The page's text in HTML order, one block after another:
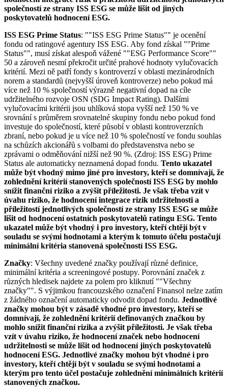
společností ze strany ISS ESG se může lišit od jiných
poskytovatelů hodnocení ESG.
ISS ESG Prime Status: ""ISS ESG Prime Status"" je ocenění
fondu od ratingové agentury ISS ESG. Aby fond získal ""Prime
Status"", musí získat alespoň vážené ""ESG Performance Score""
50 a zároveň nesmí překročit určité prahové hodnoty vylučovacích
kritérií. Mezi ně patří fondy s kontroverzí v oblasti mezinárodních
norem a standardů (nejvyšší úroveň kontroverze) nebo pokud má
více než 10 % společností výrazně negativní dopad na cíle
udržitelného rozvoje OSN (SDG Impact Rating). Dalšími
vylučovacími kritérii jsou uhlíková stopa vyšší než 150 % ve
srovnání s průměrem srovnatelné skupiny fondu nebo pokud fond
investuje do společností, které působí v oblasti kontroverzních
zbraní, nebo pokud je u více než 10 % společností ve fondu souhlas
na schůzích akcionářů s volbami do představenstva nebo se
zprávami o odměňování nižší než 90 %. (Zdroj: ISS ESG) Prime
Status ale automaticky neznamená dopad fondu. Tento ukazatel
může být vhodný mimo jiné pro investory, kteří se domnívají, že
zohlednění kritérií stanovených společností ISS ESG by mohlo
snížit finanční riziko a zvýšit příležitosti. Je však třeba vzít v
úvahu riziko, že hodnocení integrace rizik udržitelnosti a
příležitostí jednotlivých společností ze strany ISS ESG se může
lišit od hodnocení ostatních poskytovatelů ratingu ESG. Tento
ukazatel může být vhodný i pro investory, kteří chtějí být v
souladu se svými hodnotami a kterým k tomuto účelu postačují
minimální kritéria stanovená společností ISS ESG.
Značky: Všechny uvedené značky používají různé definice,
minimální kritéria a screeningové postupy. Porovnání značek z
různých hledisek najdete za polem pro kliknutí ""Všechny
značky"". S výjimkou francouzského označení Finansol nelze zatím
z žádného označení automaticky odvodit dopad fondu. Jednotlivé
značky mohou být v zásadě vhodné pro investory, kteří se
domnívají, že zohlednění kritérií definovaných značkou by
mohlo snížit finanční rizika a zvýšit příležitosti. Je však třeba
vzít v úvahu riziko, že hodnocení značek nebo hodnocení
udržitelnosti se může lišit od hodnocení jiných poskytovatelů
hodnocení ESG. Jednotlivé značky mohou být vhodné i pro
investory, kteří chtějí být v souladu se svými hodnotami a
kterým pro tento účel postačuje zohlednění minimálních kritérií
stanovených značkou.